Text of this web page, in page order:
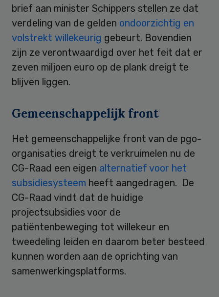
brief aan minister Schippers stellen ze dat
verdeling van de gelden ondoorzichtig en
volstrekt willekeurig gebeurt. Bovendien
zijn ze verontwaardigd over het feit dat er
zeven miljoen euro op de plank dreigt te
blijven liggen.
Gemeenschappelijk front
Het gemeenschappelijke front van de pgo-
organisaties dreigt te verkruimelen nu de
CG-Raad een eigen alternatief voor het
subsidiesysteem heeft aangedragen. De
CG-Raad vindt dat de huidige
projectsubsidies voor de
patiëntenbeweging tot willekeur en
tweedeling leiden en daarom beter besteed
kunnen worden aan de oprichting van
samenwerkingsplatforms.